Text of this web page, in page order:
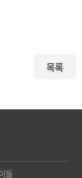
목록
들